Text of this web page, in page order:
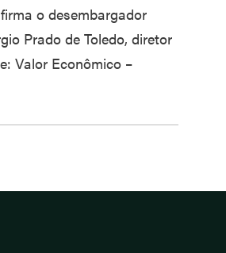
o desembargador
Prado de Toledo, diretor
Valor Econômico –